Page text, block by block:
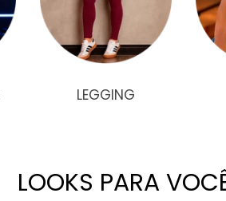
LEGGING
LOOKS PARA